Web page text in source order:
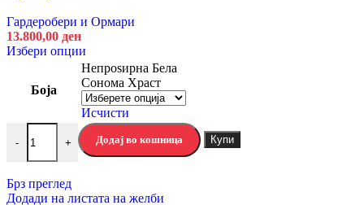
Гардеробери и Ормари
13.800,00 ден
Избери опции
product
has
multiple
variants.
The
options
may
on
Боја
Непроѕирна Бела
Сонома Храст
Исчисти
-
Ормар ХАНА 3К количина
+ Додај во кошница Купи
Брз преглед
Додади на листата на желби